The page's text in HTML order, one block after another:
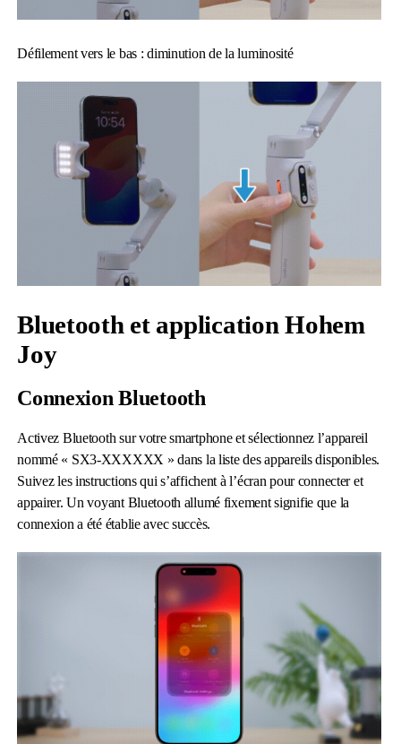
Défilement vers le bas : diminution de la luminosité
Bluetooth et application Hohem
Joy
Connexion Bluetooth
Activez Bluetooth sur votre smartphone et sélectionnez l’appareil
nommé « SX3-XXXXXX » dans la liste des appareils disponibles.
Suivez les instructions qui s’affichent à l’écran pour connecter et
appairer. Un voyant Bluetooth allumé fixement signifie que la
connexion a été établie avec succès.